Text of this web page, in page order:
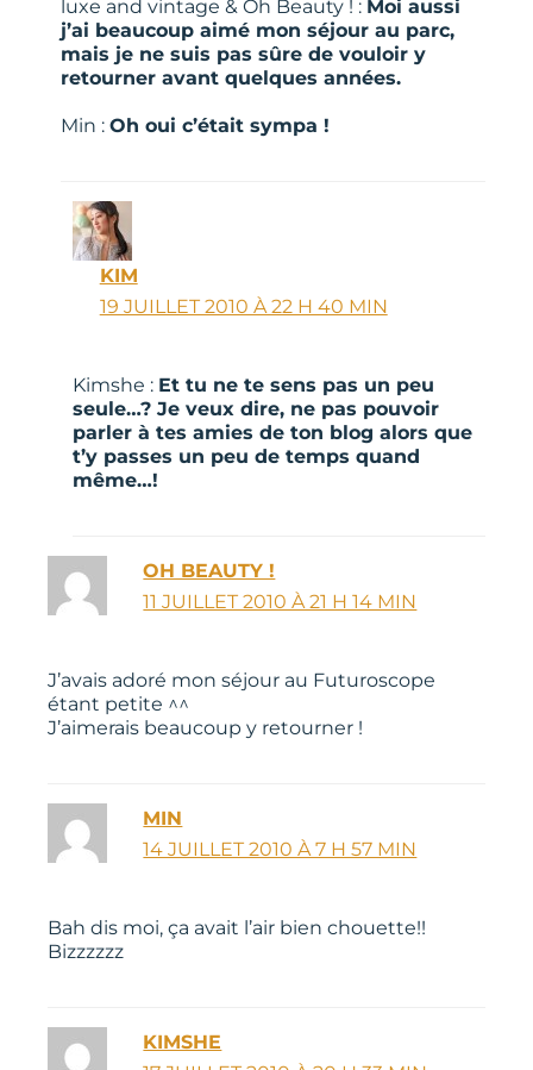
luxe and vintage & Oh Beauty ! : Moi aussi
j’ai beaucoup aimé mon séjour au parc,
mais je ne suis pas sûre de vouloir y
retourner avant quelques années.
Min : Oh oui c’était sympa !
KIM
19 JUILLET 2010 À 22 H 40 MIN
Kimshe : Et tu ne te sens pas un peu
seule…? Je veux dire, ne pas pouvoir
parler à tes amies de ton blog alors que
t’y passes un peu de temps quand
même…!
OH BEAUTY !
11 JUILLET 2010 À 21 H 14 MIN
J’avais adoré mon séjour au Futuroscope
étant petite ^^
J’aimerais beaucoup y retourner !
MIN
14 JUILLET 2010 À 7 H 57 MIN
Bah dis moi, ça avait l’air bien chouette!!
Bizzzzzz
KIMSHE